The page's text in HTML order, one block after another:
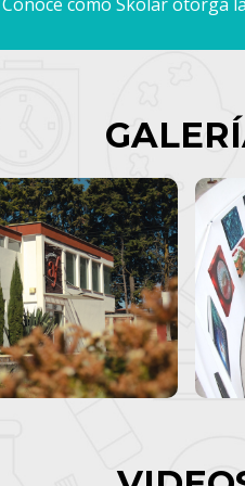
Conoce como Skolar otorga